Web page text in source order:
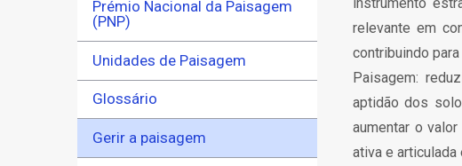
relevante em
contribuindo
Paisagem:
aptidão dos
aumentar o
ativa e
Prémio Nacional da Paisagem
(PNP)
Unidades de Paisagem
Glossário
Gerir a paisagem